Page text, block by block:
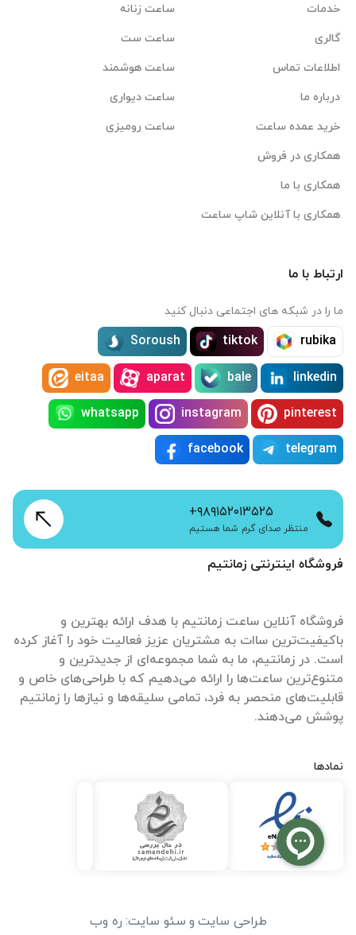
فروشگاه اینترنتی زمانتیم
فروشگاه آنلاین ساعت زمانتیم با هدف ارائه بهترین و
باکیفیت‌ترین ساات‌ به مشتریان عزیز فعالیت خود را آغاز کرده
است. در زمانتیم، ما به شما مجموعه‌ای از جدیدترین و
متنوع‌ترین ساعت‌ها را ارائه می‌دهیم که با طراحی‌های خاص و
قابلیت‌های منحصر به فرد، تمامی سلیقه‌ها و نیازها را زمانتیم
پوشش می‌دهند.
نمادها
خدمات
گالری
اطلاعات تماس
درباره ما
خرید عمده ساعت
همکاری در فروش
همکاری با ما
همکاری با آنلاین شاپ ساعت
ساعت زنانه
ساعت ست
ساعت هوشمند
ساعت دیواری
ساعت رومیزی
ارتباط با ما
ما را در شبکه های اجتماعی دنبال کنید
rubika
tiktok
Soroush
linkedin
bale
aparat
eitaa
pinterest
instagram
whatsapp
telegram
facebook
+۹۸۹۱۵۲۰۱۳۵۲۵
منتظر صدای گرم شما هستیم
طراحی سایت و سئو سایت: ره وب